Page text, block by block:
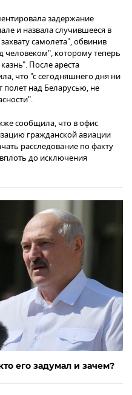
задержание
и назвала случившееся в
самолета", обвинив
человеком", которому теперь
После ареста
что "с сегодняшнего дня ни
над Беларусью, не
сообщила, что в офис
гражданской авиации
расследование по факту
до исключения
его задумал и зачем?